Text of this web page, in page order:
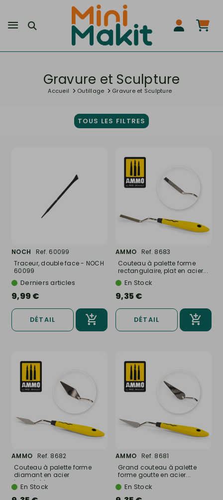
Gravure et Sculpture
Accueil Outillage Gravure et Sculpture
TOUS LES FILTRES
NOCH
Ref. 60099
Traceur, double face - NOCH
60099
Derniers articles
9,99 €
DÉTAIL
AMMO
Ref. 8683
Couteau à palette forme
rectangulaire, plat en acier...
En Stock
9,35 €
DÉTAIL
AMMO
Ref. 8682
Couteau à palette forme
diamant en acier
inoxydable...
En Stock
AMMO
Ref. 8681
Grand couteau à palette
forme goutte en acier...
En Stock